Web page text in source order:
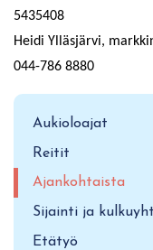
5435408
Heidi Ylläsjärvi,
044-786 8880
Aukioloajat
Reitit
Ajankohtaista
Sijainti ja
Etätyö